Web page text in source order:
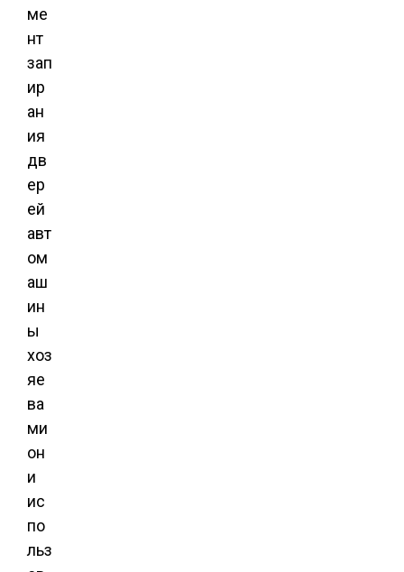
ме
нт
зап
ир
ан
ия
дв
ер
ей
авт
ом
аш
ин
ы
хоз
яе
ва
ми
он
и
ис
по
льз